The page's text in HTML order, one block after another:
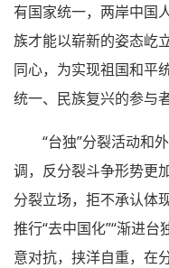
有国家统一，两岸中国
族才能以崭新的姿态屹
同心，为实现祖国和平
统一、民族复兴的参与
“台独”分裂活动和
调，反分裂斗争形势更
分裂立场，拒不承认体
推行“去中国化”“渐进台
意对抗，挟洋自重，在